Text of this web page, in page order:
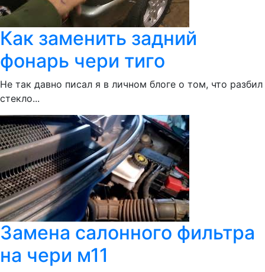
Как заменить задний
фонарь чери тиго
Не так давно писал я в личном блоге о том, что разбил
стекло...
Замена салонного фильтра
на чери м11